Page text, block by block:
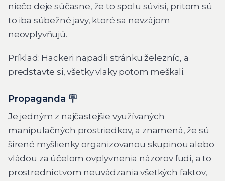
niečo deje súčasne, že to spolu súvisí, pritom sú
to iba súbežné javy, ktoré sa nevzájom
neovplyvňujú.
Príklad: Hackeri napadli stránku železníc, a
predstavte si, všetky vlaky potom meškali.
Propaganda 🪧
Je jedným z najčastejšie využívaných
manipulačných prostriedkov, a znamená, že sú
šírené myšlienky organizovanou skupinou alebo
vládou za účelom ovplyvnenia názorov ľudí, a to
prostredníctvom neuvádzania všetkých faktov,